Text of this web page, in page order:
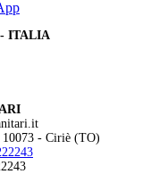
ITALIA
- Ciriè (TO)